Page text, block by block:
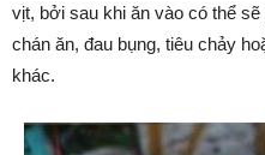
vịt, bởi sau khi ăn vào có thể
chán ăn, đau bụng, tiêu chảy
khác.